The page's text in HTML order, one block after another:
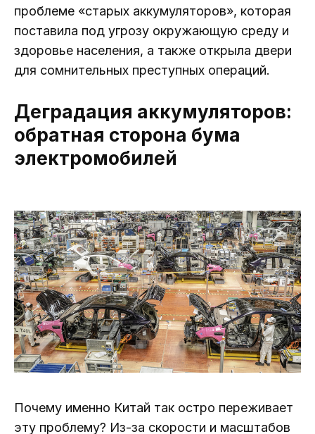
проблеме «старых аккумуляторов», которая
поставила под угрозу окружающую среду и
здоровье населения, а также открыла двери
для сомнительных преступных операций.
Деградация аккумуляторов:
обратная сторона бума
электромобилей
Почему именно Китай так остро переживает
эту проблему? Из-за скорости и масштабов